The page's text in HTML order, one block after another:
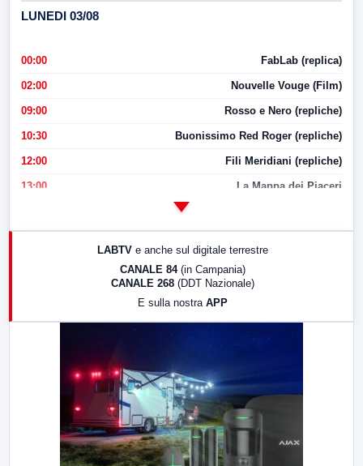
LUNEDI 03/08
00:00 FabLab (replica)
02:00 Nouvelle Vouge (Film)
09:00 Rosso e Nero (repliche)
10:30 Buonissimo Red Roger (repliche)
12:00 Fili Meridiani (repliche)
13:00 La Mappa dei Piaceri
LABTV e anche sul digitale terrestre
CANALE 84 (in Campania)
CANALE 268 (DDT Nazionale)
E sulla nostra APP